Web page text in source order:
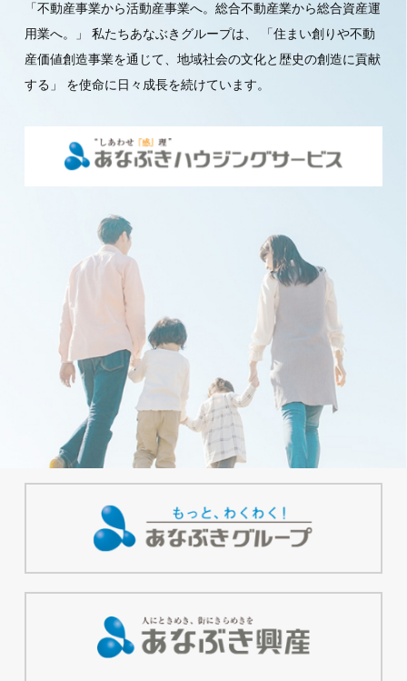
「不動産事業から活動産事業へ。総合不動産業から総合資産運
用業へ。」
私たちあなぶきグループは、
「住まい創りや不動
産価値創造事業を通じて、地域社会の文化と歴史の創造に貢献
する」
を使命に日々成長を続けています。